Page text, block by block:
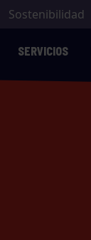
Sostenibilidad
SERVICIOS